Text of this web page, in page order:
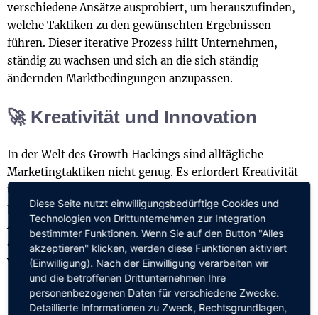
verschiedene Ansätze ausprobiert, um herauszufinden,
welche Taktiken zu den gewünschten Ergebnissen
führen. Dieser iterative Prozess hilft Unternehmen,
ständig zu wachsen und sich an die sich ständig
ändernden Marktbedingungen anzupassen.
🚀 Kreativität und Innovation
In der Welt des Growth Hackings sind alltägliche
Marketingtaktiken nicht genug. Es erfordert Kreativität
und Innovation, neue und einzigartige Wege zu finden,
potenzielle Kunden anzusprechen und ihre
Aufmerksamkeit zu gewinnen. Dieses tagtägliche Denken
außerhalb der Norm macht Growth Hacking zu einer
wirklichen Game-Changer-Strategie.
📊 Datengetriebene
Diese Seite nutzt einwilligungsbedürftige Cookies und
Technologien von Drittunternehmen zur Integration
bestimmter Funktionen. Wenn Sie auf den Button "Alles
akzeptieren" klicken, werden diese Funktionen aktiviert
(Einwilligung). Nach der Einwilligung verarbeiten wir
und die betroffenen Drittunternehmen Ihre
personenbezogenen Daten für verschiedene Zwecke.
Detaillierte Informationen zu Zweck, Rechtsgrundlagen,